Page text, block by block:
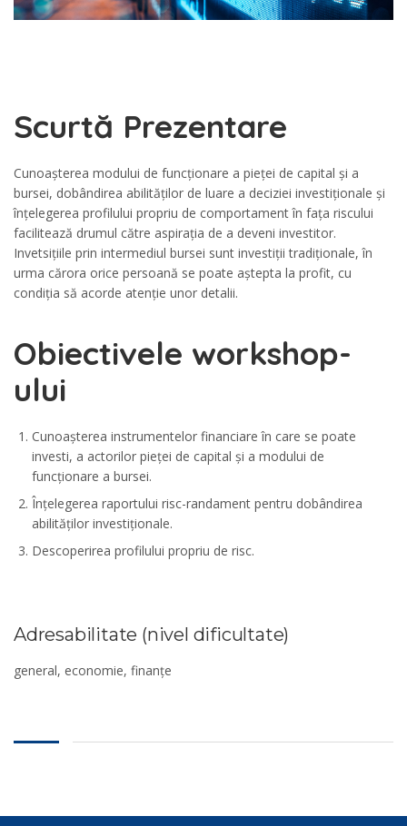
Scurtă Prezentare
Cunoașterea modului de funcționare a pieței de capital și a
bursei, dobândirea abilităților de luare a deciziei investiționale și
înțelegerea profilului propriu de comportament în fața riscului
facilitează drumul către aspirația de a deveni investitor.
Invetsițiile prin intermediul bursei sunt investiții tradiționale, în
urma cărora orice persoană se poate aștepta la profit, cu
condiția să acorde atenție unor detalii.
Obiectivele workshop-
ului
Cunoașterea instrumentelor financiare în care se poate
investi, a actorilor pieței de capital și a modului de
funcționare a bursei.
Înțelegerea raportului risc-randament pentru dobândirea
abilităților investiționale.
Descoperirea profilului propriu de risc.
Adresabilitate (nivel dificultate)
general, economie, finanțe